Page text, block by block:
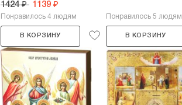
1424 ₽ 1139 ₽
Понравилось 4 людям
В КОРЗИНУ
Понравилось 5 людям
В КОРЗИНУ